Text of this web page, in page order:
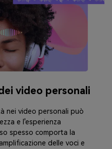
video personali
nei video personali può
e l'esperienza
spesso comporta la
delle voci e